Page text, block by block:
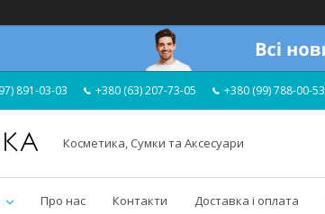
891-03-03 +380 (63) 207-73-05 +380 (99) 788-00-53
Косметика, Сумки та Аксесуари
Про нас Контакти Доставка і оплата